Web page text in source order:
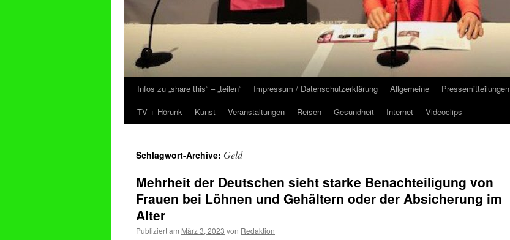
Zum
Inhalt
Infos zu „share this“ – „teilen“ Impressum / Datenschutzerklärung Allgemeine Pressemitteilungen
TV + Hörunk
Kunst Veranstaltungen Reisen Gesundheit Internet Videoclips
Schlagwort-Archive: Geld
Mehrheit der Deutschen sieht starke Benachteiligung von
Frauen bei Löhnen und Gehältern oder der Absicherung im
Alter
Publiziert am März 3, 2023 von Redaktion